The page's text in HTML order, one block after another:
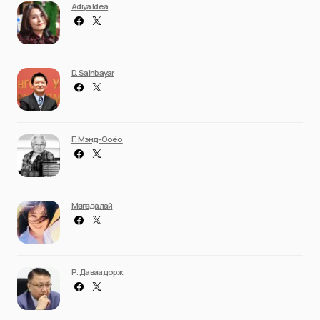
Adiya Idea
D. Sainbayar
Г. Мэнд-Ооёо
Мөнгөндалай
Р. Даваадорж